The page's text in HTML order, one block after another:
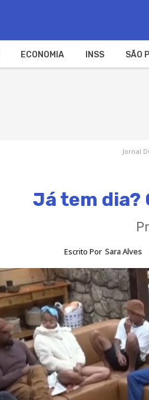
ECONOMIA INSS SÃO
Jornal
Já tem dia?
Escrito Por Sara Alves